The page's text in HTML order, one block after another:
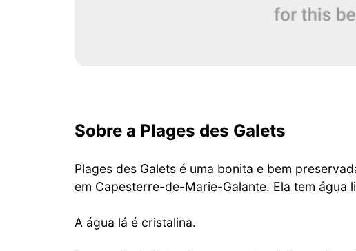
Sobre a Plages des Galets
Plages des Galets é uma bonita e bem
em Capesterre-de-Marie-Galante. Ela tem água
A água lá é cristalina.